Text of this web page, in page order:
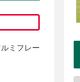
ミフレー